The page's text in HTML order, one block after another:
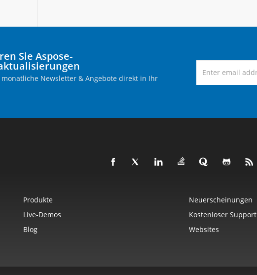
Sie Aspose-
monatliche Newsletter & Angebote direkt in Ihr
Produkte Neuerscheinungen
Live-Demos Kostenloser Support
Blog Websites